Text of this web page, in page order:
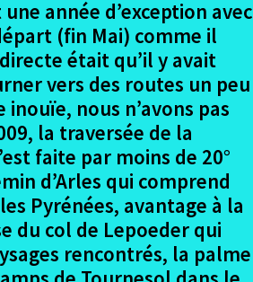
année d’exception avec
(fin Mai) comme il
était qu’il y avait
vers des routes un peu
nous n’avons pas
la traversée de la
faite par moins de 20°
d’Arles qui comprend
Pyrénées, avantage à la
du col de Lepoeder qui
rencontrés, la palme